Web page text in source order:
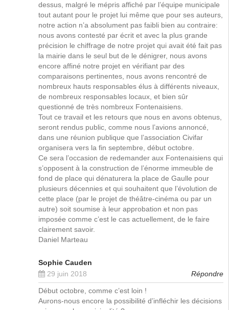
dessus, malgré le mépris affiché par l’équipe municipale
tout autant pour le projet lui même que pour ses auteurs,
notre action n’a absolument pas faibli bien au contraire:
nous avons contesté par écrit et avec la plus grande
précision le chiffrage de notre projet qui avait été fait pas
la mairie dans le seul but de le dénigrer, nous avons
encore affiné notre projet en vérifiant par des
comparaisons pertinentes, nous avons rencontré de
nombreux hauts responsables élus à différents niveaux,
de nombreux responsables locaux, et bien sûr
questionné de très nombreux Fontenaisiens.
Tout ce travail et les retours que nous en avons obtenus,
seront rendus public, comme nous l’avions annoncé,
dans une réunion publique que l’association Civifar
organisera vers la fin septembre, début octobre.
Ce sera l’occasion de redemander aux Fontenaisiens qui
s’opposent à la construction de l’énorme immeuble de
fond de place qui dénaturera la place de Gaulle pour
plusieurs décennies et qui souhaitent que l’évolution de
cette place (par le projet de théâtre-cinéma ou par un
autre) soit soumise à leur approbation et non pas
imposée comme c’est le cas actuellement, de le faire
clairement savoir.
Daniel Marteau
Sophie Cauden
29 juin 2018
Répondre
Début octobre, comme c’est loin !
Aurons-nous encore la possibilité d’infléchir les décisions